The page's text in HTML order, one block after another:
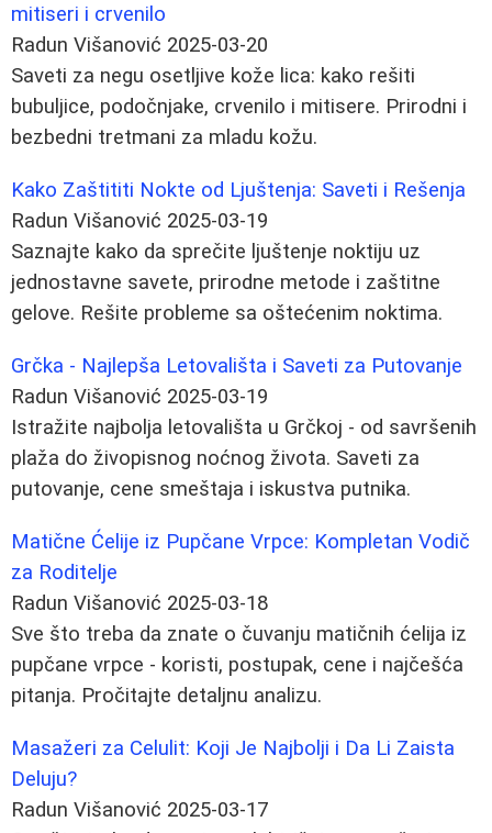
mitiseri i crvenilo
Radun Višanović 2025-03-20
Saveti za negu osetljive kože lica: kako rešiti
bubuljice, podočnjake, crvenilo i mitisere. Prirodni i
bezbedni tretmani za mladu kožu.
Kako Zaštititi Nokte od Ljuštenja: Saveti i Rešenja
Radun Višanović 2025-03-19
Saznajte kako da sprečite ljuštenje noktiju uz
jednostavne savete, prirodne metode i zaštitne
gelove. Rešite probleme sa oštećenim noktima.
Grčka - Najlepša Letovališta i Saveti za Putovanje
Radun Višanović 2025-03-19
Istražite najbolja letovališta u Grčkoj - od savršenih
plaža do živopisnog noćnog života. Saveti za
putovanje, cene smeštaja i iskustva putnika.
Matične Ćelije iz Pupčane Vrpce: Kompletan Vodič
za Roditelje
Radun Višanović 2025-03-18
Sve što treba da znate o čuvanju matičnih ćelija iz
pupčane vrpce - koristi, postupak, cene i najčešća
pitanja. Pročitajte detaljnu analizu.
Masažeri za Celulit: Koji Je Najbolji i Da Li Zaista
Deluju?
Radun Višanović 2025-03-17